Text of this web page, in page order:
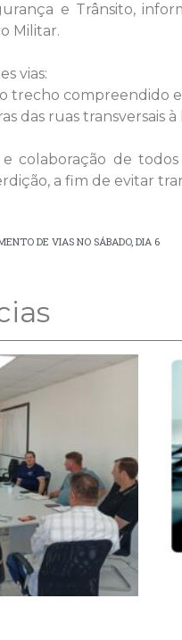
e Trânsito,
Militar.
vias:
trecho compreendido
das ruas transversais
e colaboração de
a fim de evitar
DE VIAS NO SÁBADO, DIA 6